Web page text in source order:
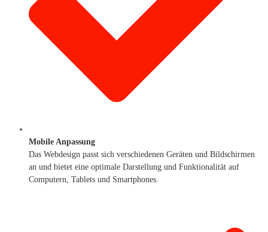
Mobile Anpassung
Das Webdesign passt sich verschiedenen Geräten und Bildschirmen
an und bietet eine optimale Darstellung und Funktionalität auf
Computern, Tablets und Smartphones.